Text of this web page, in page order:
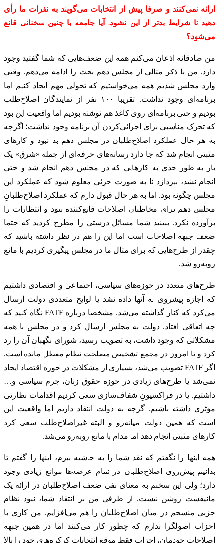
ارائه نمی‌کنند و صرفا پیش از انتخابات می‌گویند به نفرات ما رأی
دهید تا شرایط بدتر از این نشود. آیا جامعه با چنین سخنانی قانع
می‌شود؟
من صادقانه اذعان می‌کنم همه این‌ ضعف‌هایی که شما گفتید وجود
دارد. من با ذکر مثالی از مجلس دهم بحث را ادامه می‌دهم. وقتی
وارد مجلس شدیم همه می‌خواستیم که تحولی مهم ایجاد کنیم اما
برنامه‌ای وجود نداشت. تقریبا ۱۰۰ نفر از نمایندگان اصلاح‌طلب
بودیم و حتی برنامه‌ای روی کاغذ هم نوشته بودیم اما واقعیت این بود
که تحرک مناسبی برای اجرائی‌کردن آن برنامه وجود نداشت؛ اگرچه
به هر حال عملکرد اصلاح‌طلبان در مجلس دهم بد نبود و کارهای
مثبتی انجام شد که جا دارد رسانه‌های حرفه‌ای از جمله «شرق» یک
‌بار به طور جدی به کارهایی که در مجلس دهم انجام شد و حتی
انجام نشد، بپردازد تا به صورت جزئی معلوم شود که عملکرد این
مجلس چگونه بود. اما به هر حال قبول دارم که عملکرد اصلاح‌طلبانِ
مجلس دهم برای مخاطبان اصلاحات قانع‌کننده نبود و انتظارات را
برآورده نکرد. ببینید شما مسائل درستی را مطرح کردید که حتما
ضعف جبهه اصلاحات است اما این را هم در نظر داشته باشید که
چقدر از طرح‌هایی که برای مثال ما در مجلس پیگیری کردیم با مانع
روبه‌رو شد.
طرح‌های متعدد در حوزه‌های سیاسی، اجتماعی و اقتصادی داشتیم
که اجازه پیشروی به آنها داده نشد یا لوایح متعددی دولت ارسال
می‌کرد که کنار گذاشته می‌شد. مشخصا درباره FATF نگاه کنید که
چه اتفاقی افتاد. دولت به مجلس ارسال کرد و در مجلس با همه
مشکلاتی که وجود داشت، به تصویب رسید، شورای نگهبان آن را رد
کرد و تا امروز در مجمع تشخیص مصلحت نظام معطل مانده است.
اگر FATF تصویب می‌شد، بسیاری از مشکلات در حوزه اقتصاد ایجاد
نمی‌شد یا طرح‌های زیادی در حوزه حقوق زنان، جرم سیاسی و…
داشتیم. یا در فراکسیونِ شفاف‌سازی سعی کردیم اقدامات نظارتی
مؤثری داشته باشیم. گرچه به دولت انتقاد داریم اما واقعیت این
است که همین دولت میانه‌رو و البته غیراصلاح‌طلب سعی کرد
کارهای مثبتی انجام دهد اما مدام با مانع روبه‌رو می‌شد.
همه اینها را نگفتم که نقد شما را به حاشیه ببرم، اینها را گفتم تا
بدانیم پیش‌روی اصلاح‌طلبان در تمام عرصه‌ها موانع زیادی وجود
دارد؛ ولی این سخنم به معنای نفی ضعف اصلاح‌طلبان در ارائه یک
مانیفست روشن نیست. از طرفی من بر انتقاد شما، نبود نظام
حزبی منسجم در میان اصلاح‌طلبان را هم می‌افزایم. من کاری با
احزاب اصولگرا ندارم که چطور کار می‌کنند اما در همین جبهه
اصلاحات خودمان، احزاب فقط موقع انتخابات کرکره‌های خود را بالا